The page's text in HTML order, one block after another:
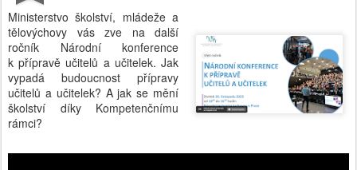
Ministerstvo školství, mládeže a
tělovýchovy vás zve na další
ročník Národní konference
k přípravě učitelů a učitelek. Jak
vypadá budoucnost přípravy
učitelů a učitelek? A jak se mění
školství díky Kompetenčnímu
rámci?